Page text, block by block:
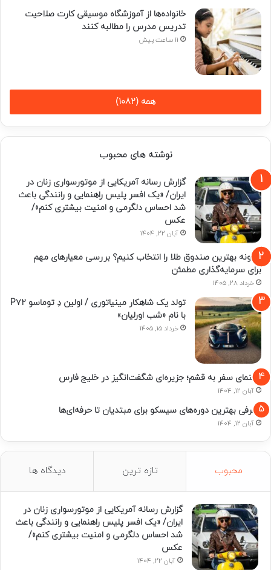
خانواده‌ها از آموزشگاه موسیقی کارت صلاحیت
تدریس مدرس را مطالبه کنند
11 ساعت پیش
همه (1082)
نوشته های محبوب
گزارش رسانه آمریکایی از موتورسواری زنان در
ایران/ «یک افسر پلیس راهنمایی و رانندگی باعث
شد احساس دلگرمی و امنیت بیشتری کنم»/
عکس
آبان 22, 1404
چگونه بهترین صندوق طلا را انتخاب کنیم؟ بررسی معیارهای مهم
برای سرمایه‌گذاری مطمئن
خرداد 28, 1405
تولد یک شاهکار مینیاتوری / اولین دِ توماسو P۷۲
با نام «شب اورلیان»
خرداد 15, 1405
راهنمای سفر به قشم؛ جزیره‌ای شگفت‌انگیز در خلیج فارس
آبان 12, 1404
معرفی بهترین دوره‌های سیسکو برای مبتدیان تا حرفه‌ای‌ها
آبان 12, 1404
محبوب تازه ترین دیدگاه ها
گزارش رسانه آمریکایی از موتورسواری زنان در
ایران/ «یک افسر پلیس راهنمایی و رانندگی باعث
شد احساس دلگرمی و امنیت بیشتری کنم»/
عکس
آبان 22, 1404